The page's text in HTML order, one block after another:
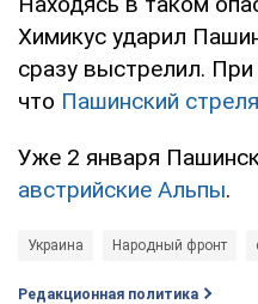
Химикус ударил
сразу выстрелил.
что Пашинский
Уже 2 января
австрийские Альпы.
Украина Народный фронт
Редакционная политика